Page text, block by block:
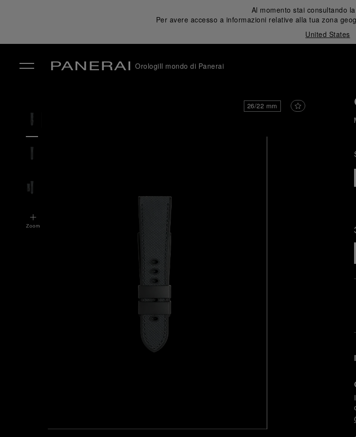
Al momento stai consultando
Per avere accesso a informazioni relative alla tua zona
United States
OrologiIl mondo di Panerai
26/22 mm